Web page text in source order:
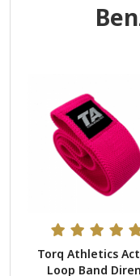
Torq Athletics
Loop Band